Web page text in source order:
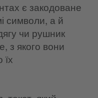
є закодоване
символи, а й
чи рушник
з якого вони
їх